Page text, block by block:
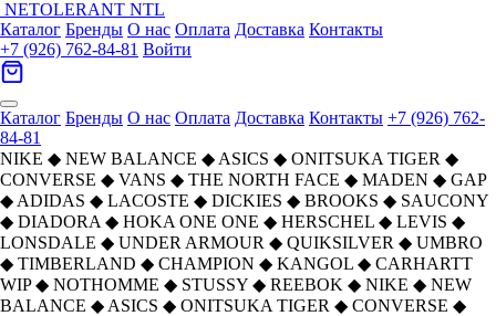
NETOLERANT NTL
Каталог Бренды О нас Оплата Доставка Контакты
+7 (926) 762-84-81 Войти
Каталог Бренды О нас Оплата Доставка Контакты +7 (926) 762-
84-81
NIKE ◆ NEW BALANCE ◆ ASICS ◆ ONITSUKA TIGER ◆
CONVERSE ◆ VANS ◆ THE NORTH FACE ◆ MADEN ◆ GAP
◆ ADIDAS ◆ LACOSTE ◆ DICKIES ◆ BROOKS ◆ SAUCONY
◆ DIADORA ◆ HOKA ONE ONE ◆ HERSCHEL ◆ LEVIS ◆
LONSDALE ◆ UNDER ARMOUR ◆ QUIKSILVER ◆ UMBRO
◆ TIMBERLAND ◆ CHAMPION ◆ KANGOL ◆ CARHARTT
WIP ◆ NOTHOMME ◆ STUSSY ◆ REEBOK ◆ NIKE ◆ NEW
BALANCE ◆ ASICS ◆ ONITSUKA TIGER ◆ CONVERSE ◆